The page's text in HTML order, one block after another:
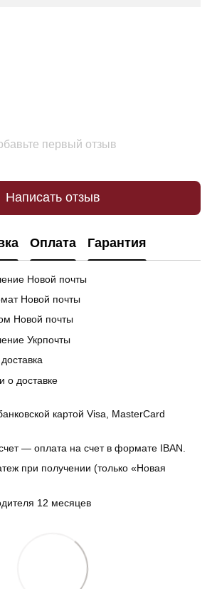
первый отзыв
Написать отзыв
Оплата Гарантия
Новой почты
Новой почты
Новой почты
Укрпочты
о доставке
картой Visa, MasterCard
— оплата на счет в формате IBAN.
при получении (только «Новая
12 месяцев